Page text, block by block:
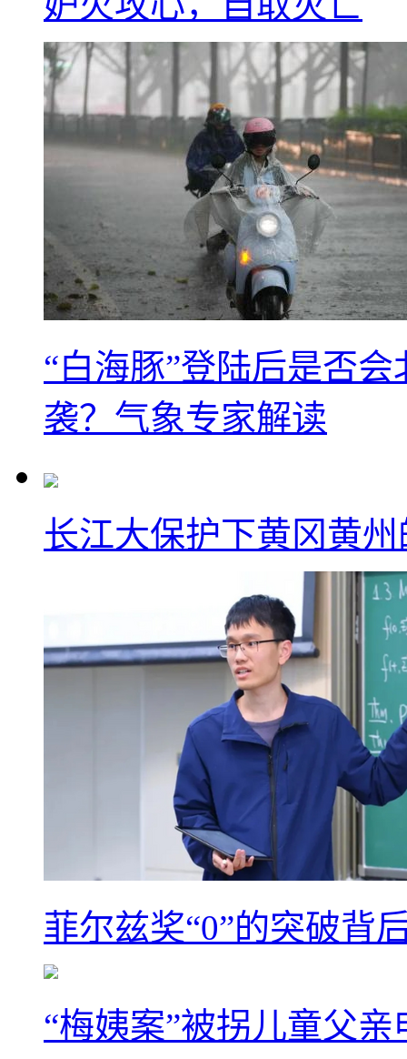
“白海豚”登陆后是否
袭？气象专家解读
长江大保护下黄冈黄
菲尔兹奖“0”的突破背
“梅姨案”被拐儿童父